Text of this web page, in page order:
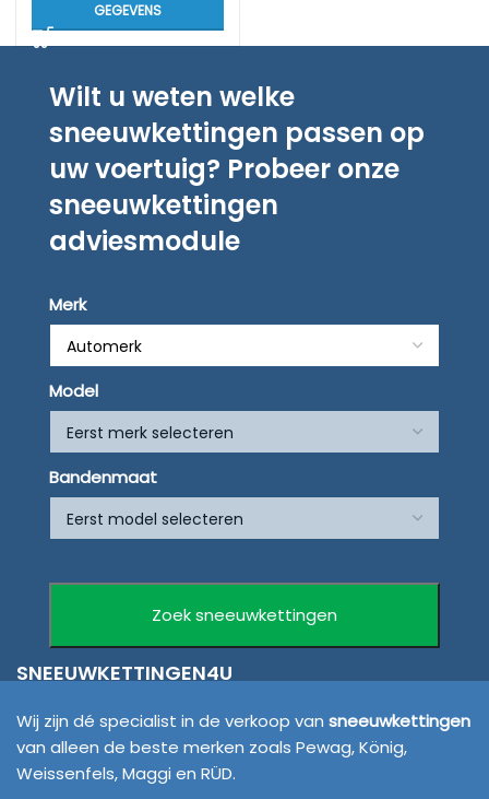
GEGEVENS
Wilt u weten welke
sneeuwkettingen passen op
uw voertuig? Probeer onze
sneeuwkettingen
adviesmodule
Merk
Model
Bandenmaat
SNEEUWKETTINGEN4U
Wij zijn dé specialist in de verkoop van sneeuwkettingen
van alleen de beste merken zoals Pewag, König,
Weissenfels, Maggi en RÜD.